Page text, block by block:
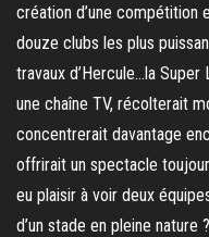
création d’une compétition
douze clubs les plus
travaux d’Hercule…la
une chaîne TV, récolterait
concentrerait davantage
offrirait un spectacle
eu plaisir à voir deux
d’un stade en pleine